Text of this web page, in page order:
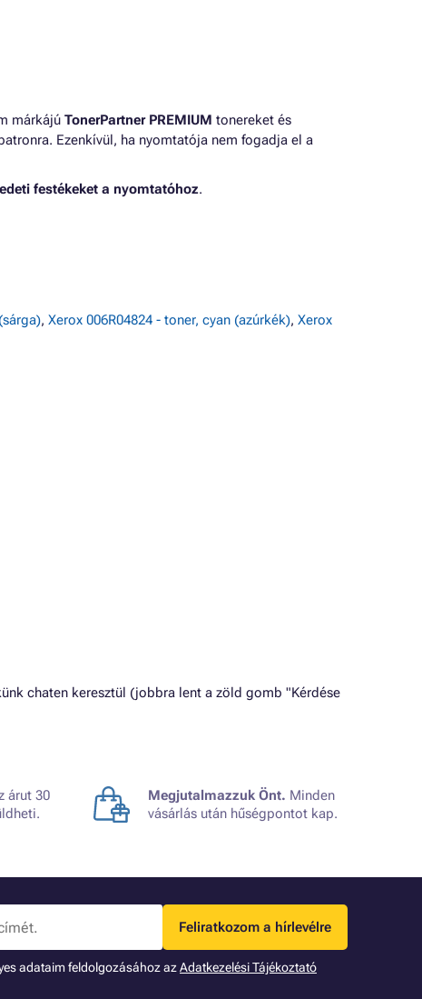
márkájú TonerPartner PREMIUM tonereket és
Ezenkívül, ha nyomtatója nem fogadja el a
festékeket a nyomtatóhoz.
, Xerox 006R04824 - toner, cyan (azúrkék), Xerox
chaten keresztül (jobbra lent a zöld gomb "Kérdése
árut 30
Megjutalmazzuk Önt. Minden
vásárlás után hűségpontot kap.
Feliratkozom a hírlevélre
adataim feldolgozásához azAdatkezelési Tájékoztató